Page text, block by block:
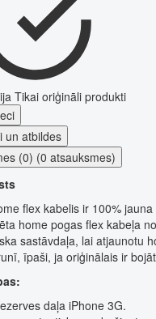
Tikai oriģināli produkti
un atbildes
(0) (0 atsauksmes)
flex kabelis ir 100%
home pogas flex kabeļa
sastāvdaļa, lai atjaunotu
īpaši, ja oriģinālais ir
daļa iPhone 3G.